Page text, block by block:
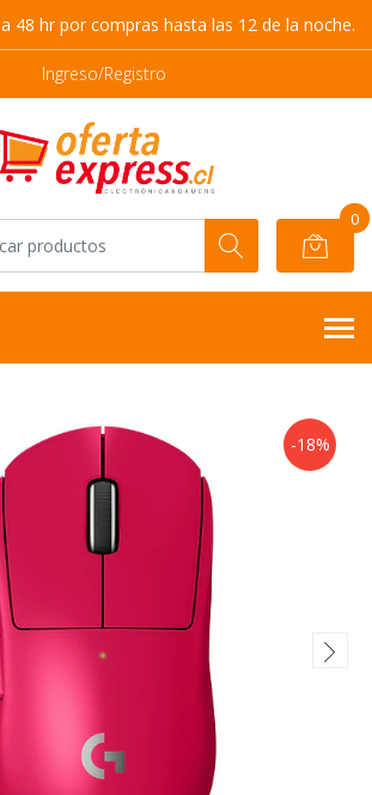
48 hr por compras hasta las 12 de la noche.
Ingreso/Registro
0
-18%